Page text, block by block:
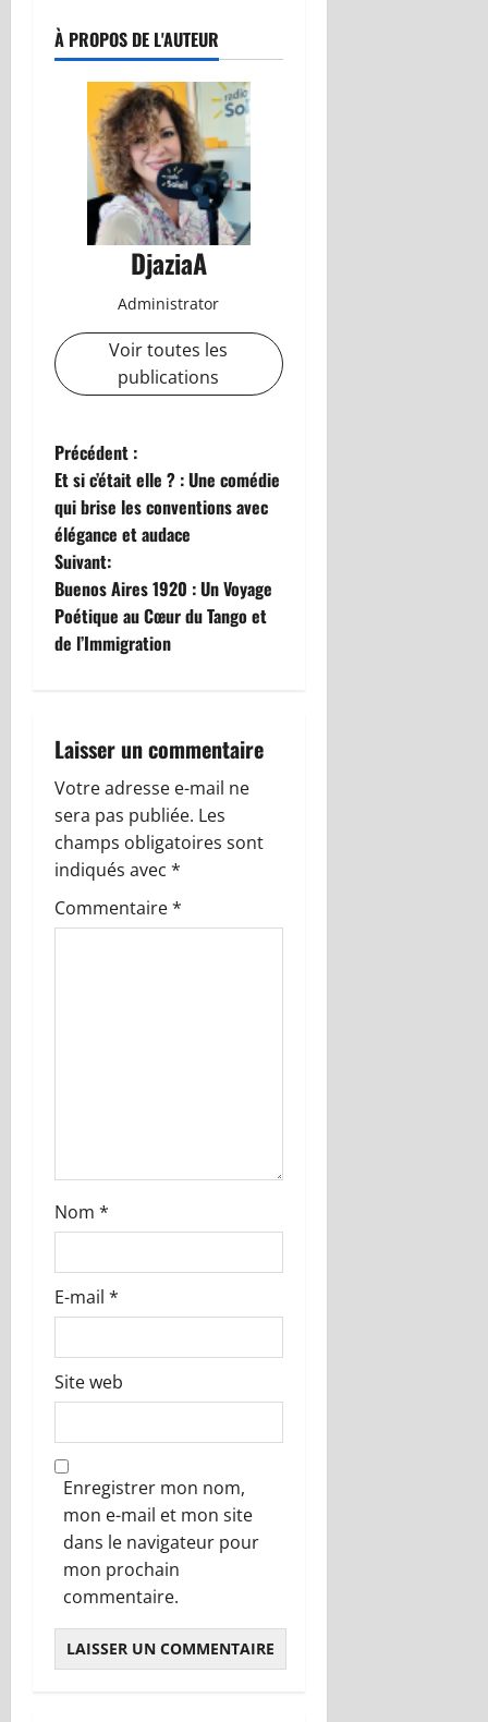
À PROPOS DE L'AUTEUR
DjaziaA
Administrator
Voir toutes les
publications
N
a
v
i
g
t
i
o
n
d
c
l
e
Précédent :
Et si c’était elle ? : Une comédie
qui brise les conventions avec
élégance et audace
Suivant:
Buenos Aires 1920 : Un Voyage
Poétique au Cœur du Tango et
de l’Immigration
Laisser un commentaire
Votre adresse e-mail ne
sera pas publiée. Les
champs obligatoires sont
indiqués avec *
Commentaire*
Nom *
E-mail *
Site web
Enregistrer mon nom,
mon e-mail et mon site
dans le navigateur pour
mon prochain
commentaire.